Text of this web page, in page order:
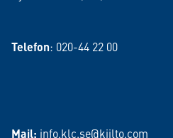
Telefon: 020-44 22 00
Mail: info.klc.se@kiilto.com